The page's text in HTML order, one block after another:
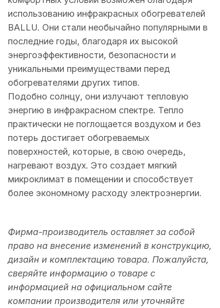
использованию инфракрасных обогревателей
BALLU. Они стали необычайно популярными в
последние годы, благодаря их высокой
энергоэффективности, безопасности и
уникальными преимуществами перед
обогревателями других типов.
Подобно солнцу, они излучают тепловую
энергию в инфракрасном спектре. Тепло
практически не поглощается воздухом и без
потерь достигает обогреваемых
поверхностей, которые, в свою очередь,
нагревают воздух. Это создает мягкий
микроклимат в помещении и способствует
более экономному расходу электроэнергии.
Фирма-производитель оставляет за собой
право на внесение изменений в конструкцию,
дизайн и комплектацию товара. Пожалуйста,
сверяйте информацию о товаре с
информацией на официальном сайте
компании производителя или уточняйте